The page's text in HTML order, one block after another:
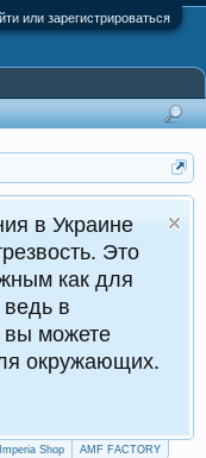
или зарегистрироваться
Imperia Shop AMF FACTORY